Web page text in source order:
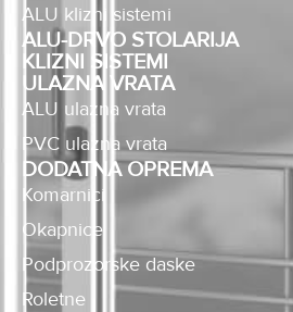
ALU klizni sistemi
ALU-DRVO STOLARIJA
KLIZNI SISTEMI
ULAZNA VRATA
ALU ulazna vrata
PVC ulazna vrata
DODATNA OPREMA
Komarnici
Okapnice
Podprozorske daske
Roletne